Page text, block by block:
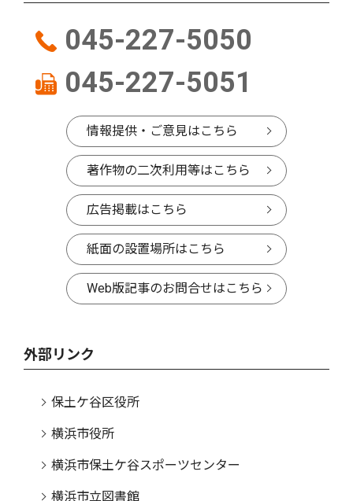
045-227-5050
045-227-5051
情報提供・ご意見はこちら
著作物の二次利用等はこちら
広告掲載はこちら
紙面の設置場所はこちら
Web版記事のお問合せはこちら
外部リンク
保土ケ谷区役所
横浜市役所
横浜市保土ケ谷スポーツセンター
横浜市立図書館